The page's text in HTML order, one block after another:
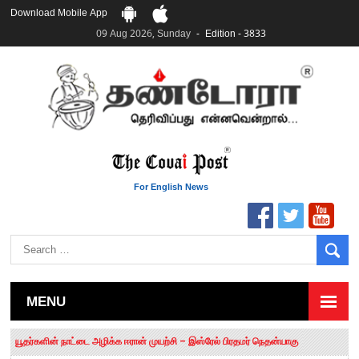
Download Mobile App
09 Aug 2026, Sunday
Edition - 3833
For English News
MENU
யூதர்களின் நாட்டை அழிக்க ஈரான் முயற்சி – இஸ்ரேல் பிரதமர் நெதன்யாகு